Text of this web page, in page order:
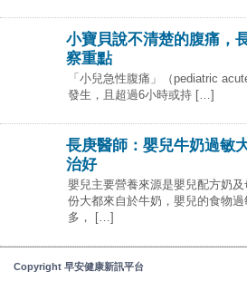
小寶貝說不清楚的腹痛，
察重點
「小兒急性腹痛」（pediatric
發生，且超過6小時或持 […]
長庚醫師：嬰兒牛奶過敏
治好
嬰兒主要營養來源是嬰兒配方奶
份大都來自於牛奶，嬰兒的食物
多， […]
Copyright 早安健康新訊平台